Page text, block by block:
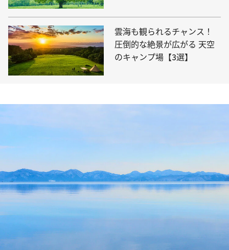
雲海も観られるチャンス！
圧倒的な絶景が広がる 天空
のキャンプ場【3選】